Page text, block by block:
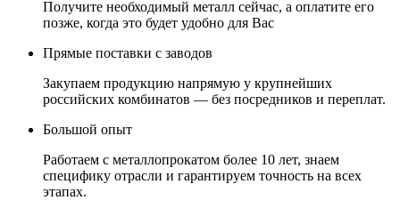
Получите необходимый металл сейчас, а оплатите его
позже, когда это будет удобно для Вас
Прямые поставки с заводов
Закупаем продукцию напрямую у крупнейших
российских комбинатов — без посредников и переплат.
Большой опыт
Работаем с металлопрокатом более 10 лет, знаем
специфику отрасли и гарантируем точность на всех
этапах.